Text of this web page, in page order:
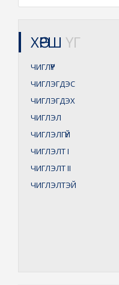
ХӨРШ ҮГ
ЧИГЛҮҮР
ЧИГЛЭГДЭС
ЧИГЛЭГДЭХ
ЧИГЛЭЛ
ЧИГЛЭЛГҮЙ
ЧИГЛЭЛТI
ЧИГЛЭЛТII
ЧИГЛЭЛТЭЙ